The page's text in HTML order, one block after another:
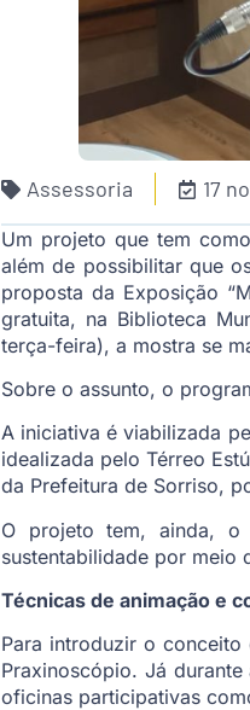
Assessoria 17
Um projeto que tem
além de possibilitar que
proposta da Exposição
gratuita, na Biblioteca
terça-feira), a mostra se
Sobre o assunto, o
A iniciativa é viabilizada
idealizada pelo Térreo
da Prefeitura de Sorriso,
O projeto tem, ainda, o
sustentabilidade por meio
Técnicas de animação e
Para introduzir o
Praxinoscópio. Já
oficinas participativas